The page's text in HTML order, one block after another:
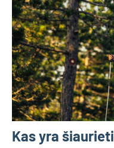
Kas yra